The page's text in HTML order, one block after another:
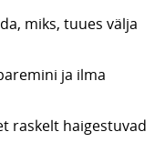
miks, tuues välja
ja ilma
raskelt haigestuvad